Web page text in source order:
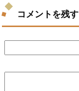
コメントを残す